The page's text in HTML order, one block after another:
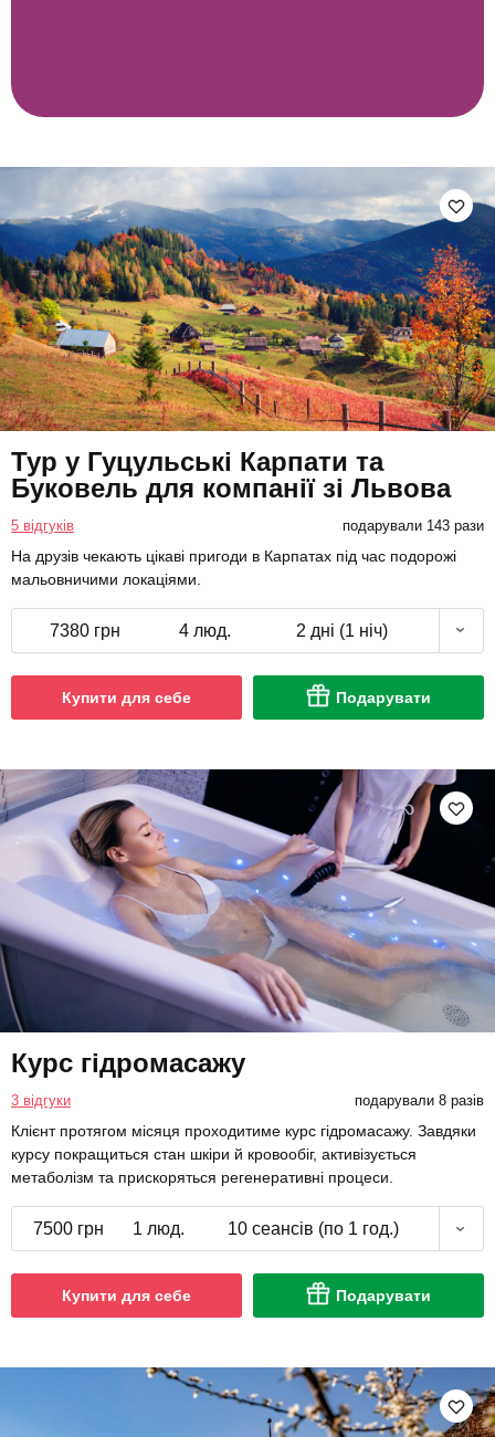
Тур у Гуцульські Карпати та
Буковель для компанії зі Львова
5 відгуків подарували 143 рази
На друзів чекають цікаві пригоди в Карпатах під час подорожі
мальовничими локаціями.
7380 грн 4 люд. 2 дні (1 ніч)
Купити для себе Подарувати
Курс гідромасажу
3 відгуки подарували 8 разів
Клієнт протягом місяця проходитиме курс гідромасажу. Завдяки
курсу покращиться стан шкіри й кровообіг, активізується
метаболізм та прискоряться регенеративні процеси.
7500 грн 1 люд. 10 сеансів (по 1 год.)
Купити для себе Подарувати